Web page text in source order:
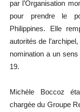
par l’Organisation
pour prendre le
Philippines. Elle
autorités de
nomination a un
19.
Michèle Boccoz
chargée du Groupe